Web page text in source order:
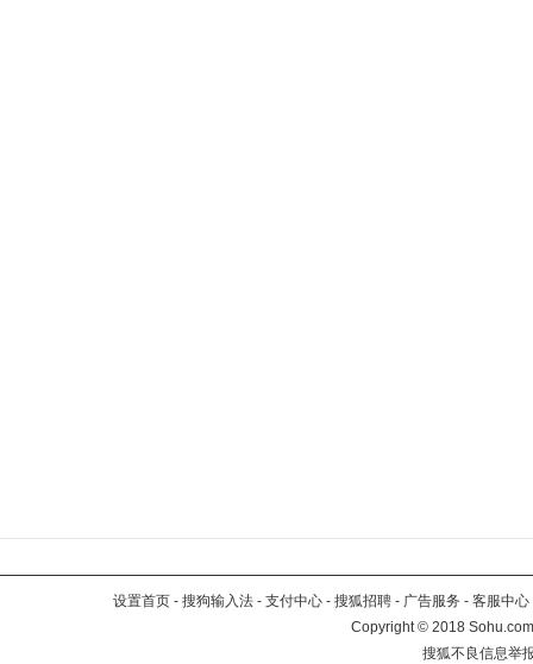
设置首页 - 搜狗输入法 - 支付中心 - 搜狐招聘 - 广告服务 - 客服中心
Copyright©2018
搜狐不良信息举